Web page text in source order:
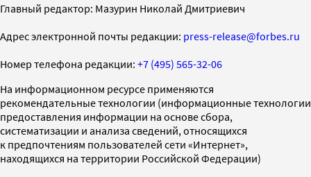
Главный редактор: Мазурин Николай Дмитриевич
Адрес электронной почты редакции: press-release@forbes.ru
Номер телефона редакции: +7 (495) 565-32-06
На информационном ресурсе применяются
рекомендательные технологии (информационные технологии
предоставления информации на основе сбора,
систематизации и анализа сведений, относящихся
к предпочтениям пользователей сети «Интернет»,
находящихся на территории Российской Федерации)